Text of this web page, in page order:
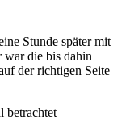
Stunde später mit
die bis dahin
der richtigen Seite
betrachtet